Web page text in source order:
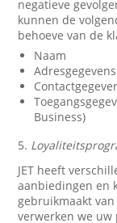
negatieve
kunnen de
behoeve van de
Naam
Adresgegevens
Business)
5.
JET heeft
aanbiedingen en
gebruikmaakt
verwerken we uw